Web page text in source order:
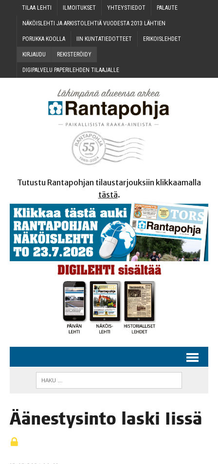
TILAA LEH­TI ILMOI­TUK­SET YHTEYS­TIE­DOT PALAU­TE
NÄKÖIS­LEH­TI JA ARKIS­TO­LEH­TIÄ VUO­DES­TA 2013 LÄHTIEN
PORUK­KA KOOLLA IIN KUN­TA­TIE­DOT­TEET ERI­KOIS­LEH­DET
KIR­JAU­DU REKIS­TE­RÖI­DY
DIGI­PAL­VE­LU PAPE­RI­LEH­DEN TILAAJALLE
Tutustu Rantapohjan tilaustarjouksiin klikkaamalla
tästä.
Äänes­ty­sin­to las­ki Iissä